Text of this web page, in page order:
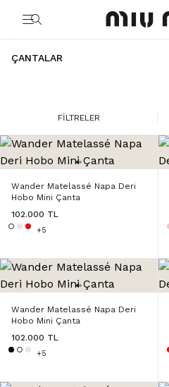
ÇANTALAR
FİLTRELER
Wander Matelassé Napa Deri
Hobo Mini Çanta
102.000 TL
+5
Wander Matelassé Napa Deri
Hobo Mini Çanta
102.000 TL
+5